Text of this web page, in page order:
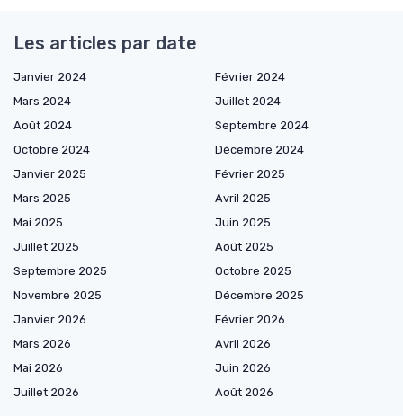
Les articles par date
Janvier 2024
Février 2024
Mars 2024
Juillet 2024
Août 2024
Septembre 2024
Octobre 2024
Décembre 2024
Janvier 2025
Février 2025
Mars 2025
Avril 2025
Mai 2025
Juin 2025
Juillet 2025
Août 2025
Septembre 2025
Octobre 2025
Novembre 2025
Décembre 2025
Janvier 2026
Février 2026
Mars 2026
Avril 2026
Mai 2026
Juin 2026
Juillet 2026
Août 2026